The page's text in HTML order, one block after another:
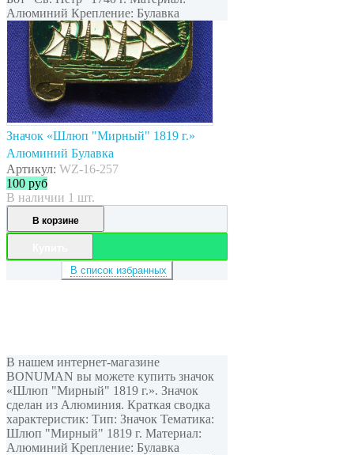
Алюминий Крепление: Булавка
Значок «Шлюп "Мирный" 1819 г.»
Алюминий Булавка
Артикул: WZ-16-257
100 руб
В наличии 1 шт.
В корзине
В список избранных
В нашем интернет-магазине
BONUMAN вы можете купить значок
«Шлюп "Мирный" 1819 г.». Значок
сделан из Алюминия. Краткая сводка
характеристик: Тип: Значок Тематика:
Шлюп "Мирный" 1819 г. Материал:
Алюминий Крепление: Булавка